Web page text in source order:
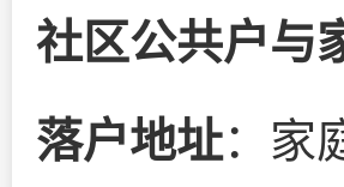
社区公共户与
落户地址：家